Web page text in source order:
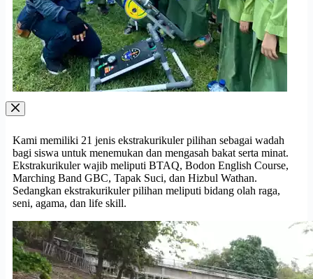
Kami memiliki 21 jenis ekstrakurikuler pilihan sebagai wadah
bagi siswa untuk menemukan dan mengasah bakat serta minat.
Ekstrakurikuler wajib meliputi BTAQ, Bodon English Course,
Marching Band GBC, Tapak Suci, dan Hizbul Wathan.
Sedangkan ekstrakurikuler pilihan meliputi bidang olah raga,
seni, agama, dan life skill.